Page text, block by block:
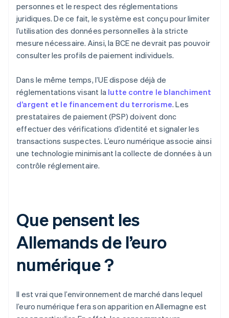
personnes et le respect des réglementations
juridiques. De ce fait, le système est conçu pour limiter
l’utilisation des données personnelles à la stricte
mesure nécessaire. Ainsi, la BCE ne devrait pas pouvoir
consulter les profils de paiement individuels.
Dans le même temps, l’UE dispose déjà de
réglementations visant la lutte contre le blanchiment
d’argent et le financement du terrorisme. Les
prestataires de paiement (PSP) doivent donc
effectuer des vérifications d’identité et signaler les
transactions suspectes. L’euro numérique associe ainsi
une technologie minimisant la collecte de données à un
contrôle réglementaire.
Que pensent les
Allemands de l’euro
numérique ?
Il est vrai que l’environnement de marché dans lequel
l’euro numérique fera son apparition en Allemagne est